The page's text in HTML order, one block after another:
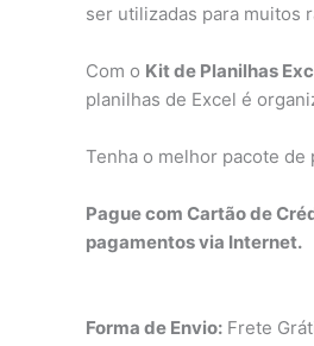
ser utilizadas para muitos
Com o Kit de Planilhas
planilhas de Excel é
Tenha o melhor pacote de
Pague com Cartão de
pagamentos via Internet.
Forma de Envio: Frete